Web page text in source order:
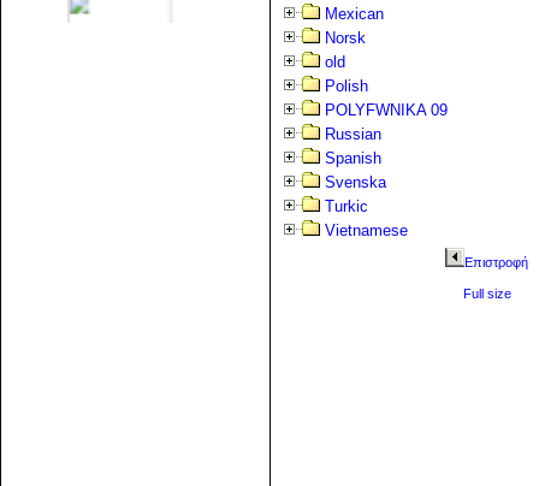
Mexican
Norsk
old
Polish
POLYFWNIKA 09
Russian
Spanish
Svenska
Turkic
Vietnamese
Επιστροφή
Full size